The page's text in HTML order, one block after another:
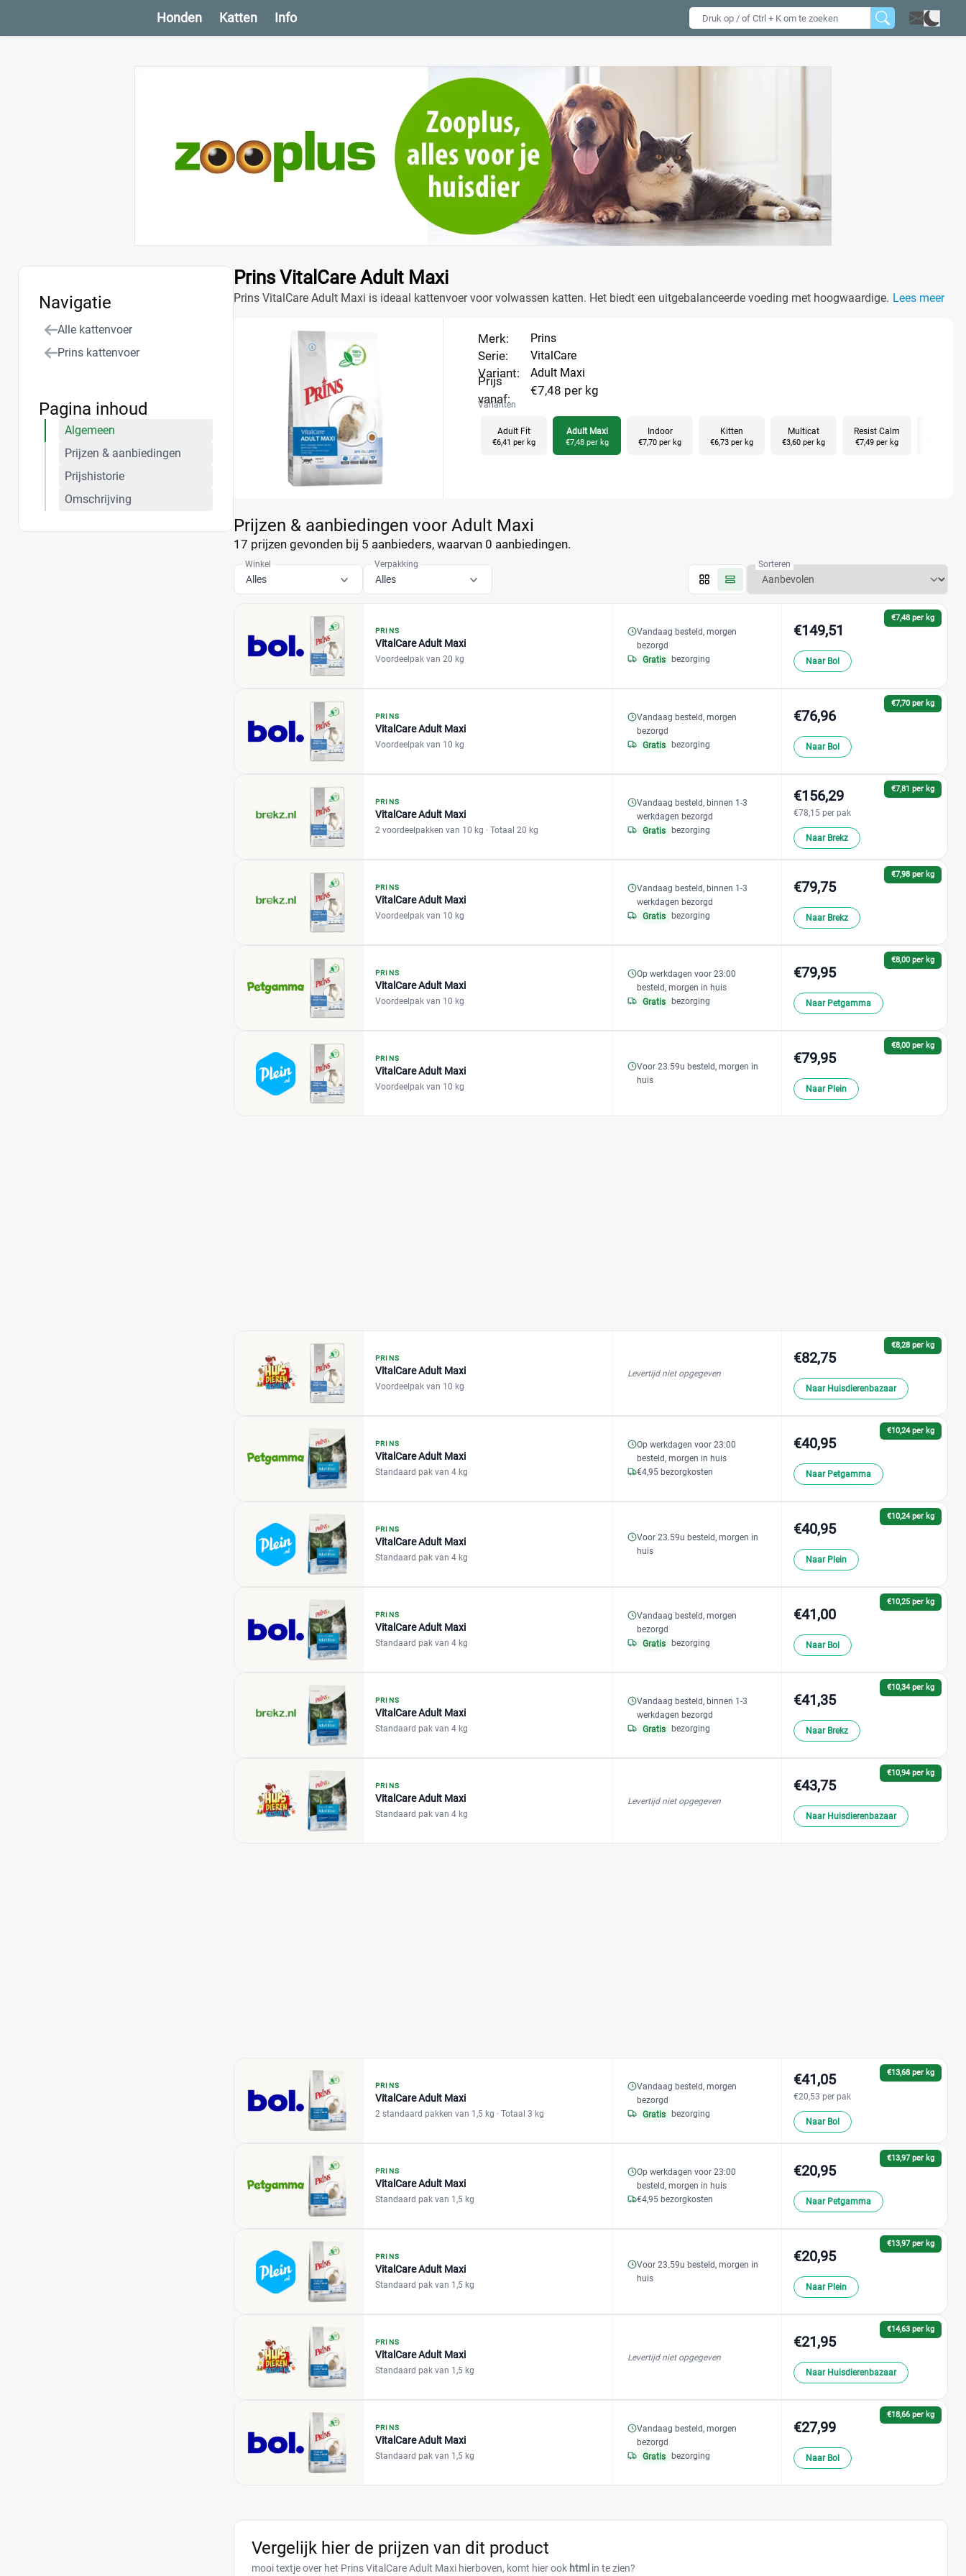
Honden Katten Info
Prins VitalCare Adult Maxi
Prins VitalCare Adult Maxi is ideaal kattenvoer voor volwassen katten. Het biedt een uitgebalanceerde voeding met hoogwaardige Lees meer
Merk:
Serie:
Variant:
Prijs
vanaf:
Prins
VitalCare
Adult Maxi
€7,48 per kg
Varianten
Adult Fit
€6,41 per kg
Adult Maxi
€7,48 per kg
Indoor
€7,70 per kg
Kitten
€6,73 per kg
Multicat
€3,60 per kg
Resist Calm
€7,49 per kg
Prijzen & aanbiedingen voor Adult Maxi
17 prijzen gevonden bij 5 aanbieders, waarvan 0 aanbiedingen.
Winkel
Alles
Verpakking
Alles
Sorteren
PRINS
VitalCare Adult Maxi
Voordeelpak van 20 kg
Vandaag besteld, morgen
bezorgd
Gratis bezorging
€7,48 per kg
€149,51
Naar Bol
PRINS
VitalCare Adult Maxi
Voordeelpak van 10 kg
Vandaag besteld, morgen
bezorgd
Gratis bezorging
€7,70 per kg
€76,96
Naar Bol
PRINS
VitalCare Adult Maxi
2 voordeelpakken van 10 kg · Totaal 20 kg
Vandaag besteld, binnen 1-3
werkdagen bezorgd
Gratis bezorging
€7,81 per kg
€156,29
€78,15 per pak
Naar Brekz
PRINS
VitalCare Adult Maxi
Voordeelpak van 10 kg
Vandaag besteld, binnen 1-3
werkdagen bezorgd
Gratis bezorging
€7,98 per kg
€79,75
Naar Brekz
PRINS
VitalCare Adult Maxi
Voordeelpak van 10 kg
Op werkdagen voor 23:00
besteld, morgen in huis
Gratis bezorging
€8,00 per kg
€79,95
Naar Petgamma
PRINS
VitalCare Adult Maxi
Voordeelpak van 10 kg
Voor 23.59u besteld, morgen in
huis
€8,00 per kg
€79,95
Naar Plein
PRINS
VitalCare Adult Maxi
Voordeelpak van 10 kg
Levertijd niet opgegeven
€8,28 per kg
€82,75
Naar Huisdierenbazaar
PRINS
VitalCare Adult Maxi
Standaard pak van 4 kg
Op werkdagen voor 23:00
besteld, morgen in huis
€4,95 bezorgkosten
€10,24 per kg
€40,95
Naar Petgamma
PRINS
VitalCare Adult Maxi
Standaard pak van 4 kg
Voor 23.59u besteld, morgen in
huis
€10,24 per kg
€40,95
Naar Plein
PRINS
VitalCare Adult Maxi
Standaard pak van 4 kg
Vandaag besteld, morgen
bezorgd
Gratis bezorging
€10,25 per kg
€41,00
Naar Bol
PRINS
VitalCare Adult Maxi
Standaard pak van 4 kg
Vandaag besteld, binnen 1-3
werkdagen bezorgd
Gratis bezorging
€10,34 per kg
€41,35
Naar Brekz
PRINS
VitalCare Adult Maxi
Standaard pak van 4 kg
Levertijd niet opgegeven
€10,94 per kg
€43,75
Naar Huisdierenbazaar
PRINS
VitalCare Adult Maxi
2 standaard pakken van 1,5 kg · Totaal 3 kg
Vandaag besteld, morgen
bezorgd
Gratis bezorging
€13,68 per kg
€41,05
€20,53 per pak
Naar Bol
PRINS
VitalCare Adult Maxi
Standaard pak van 1,5 kg
Op werkdagen voor 23:00
besteld, morgen in huis
€4,95 bezorgkosten
€13,97 per kg
€20,95
Naar Petgamma
PRINS
VitalCare Adult Maxi
Standaard pak van 1,5 kg
Voor 23.59u besteld, morgen in
huis
€13,97 per kg
€20,95
Naar Plein
PRINS
VitalCare Adult Maxi
Standaard pak van 1,5 kg
Levertijd niet opgegeven
€14,63 per kg
€21,95
Naar Huisdierenbazaar
PRINS
VitalCare Adult Maxi
Standaard pak van 1,5 kg
Vandaag besteld, morgen
bezorgd
Gratis bezorging
€18,66 per kg
€27,99
Naar Bol
Vergelijk hier de prijzen van dit product
mooi textje over het Prins VitalCare Adult Maxi hierboven, komt hier ook html in te zien?
Navigatie
Alle kattenvoer
Prins kattenvoer
Pagina inhoud
Algemeen
Prijzen & aanbiedingen
Prijshistorie
Omschrijving